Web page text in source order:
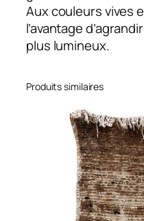
Aux couleurs vives
l’avantage
plus lumineux.
Produits similaires